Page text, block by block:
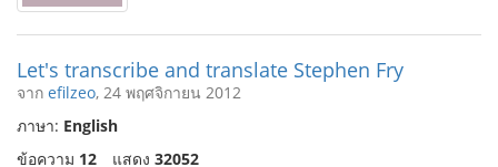
Let's transcribe and translate Stephen Fry
จาก efilzeo, 24 พฤศจิกายน 2012
ภาษา: English
ข้อความ 12 แสดง 32052